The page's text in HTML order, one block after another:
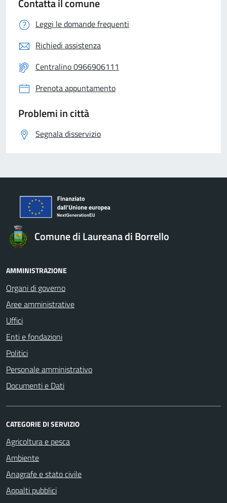
Contatta il comune
Leggi le domande frequenti
Richiedi assistenza
Centralino 0966906111
Prenota appuntamento
Problemi in città
Segnala disservizio
Comune di Laureana di Borrello
AMMINISTRAZIONE
Organi di governo
Aree amministrative
Uffici
Enti e fondazioni
Politici
Personale amministrativo
Documenti e Dati
CATEGORIE DI SERVIZIO
Agricoltura e pesca
Ambiente
Anagrafe e stato civile
Appalti pubblici